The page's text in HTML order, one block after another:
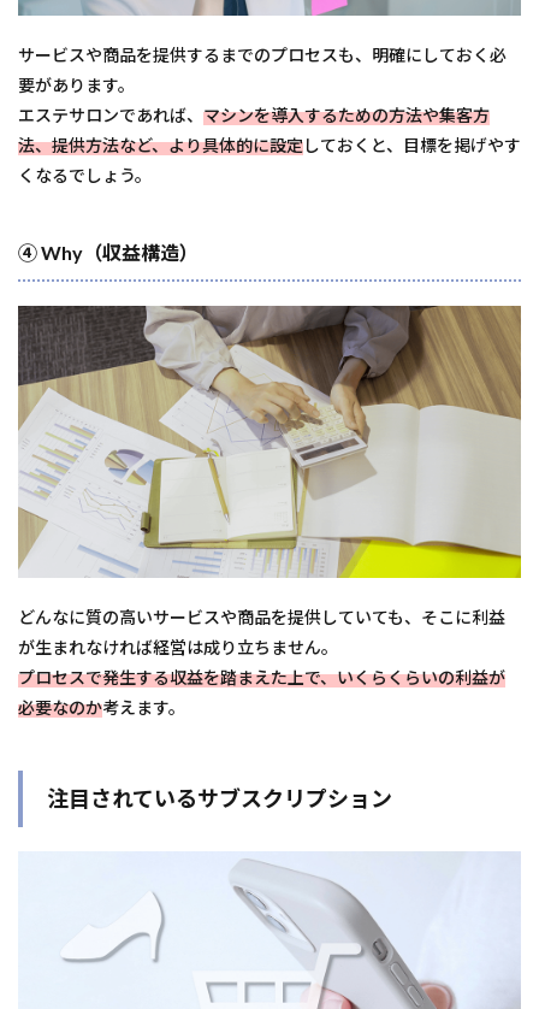
サービスや商品を提供するまでのプロセスも、明確にしておく必
要があります。
エステサロンであれば、 マシンを導入するための方法や集客方
法、提供方法など、より具体的に設定しておくと、目標を掲げやす
くなるでしょう。
④ Why（収益構造）
どんなに質の高いサービスや商品を提供していても、そこに利益
が生まれなければ経営は成り立ちません。
プロセスで発生する収益を踏まえた上で、いくらくらいの利益が
必要なのか考えます。
注目されているサブスクリプション